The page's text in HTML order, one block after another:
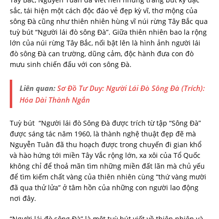
sắc, tái hiện một cách độc đáo vẻ đẹp kỳ vĩ, thơ mộng của
sông Đà cũng như thiên nhiên hùng vĩ núi rừng Tây Bắc qua
tuỳ bút “Người lái đò sông Đà”. Giữa thiên nhiên bao la rộng
lớn của núi rừng Tây Bắc, nối bật lên là hình ảnh người lái
đò sông Đà can trường, dũng cảm, độc hành đưa con đò
mưu sinh chiến đấu với con sông Đà.
Liên quan: Sơ Đồ Tư Duy: Người Lái Đò Sông Đà (Trích):
Hóa Dài Thành Ngắn
Tuỳ bút “Người lái đò Sông Đà được trích từ tập “Sông Đà”
được sáng tác năm 1960, là thành nghệ thuật đẹp đẽ mà
Nguyễn Tuân đã thu hoạch được trong chuyến đi gian khổ
và hào hứng tới miền Tây Vắc rộng lớn, xa xôi của Tổ Quốc
không chỉ để thoả mãn tìm những miền đất lãn mà chủ yếu
để tìm kiếm chất vàng của thiên nhiên cùng “thứ vàng mười
đã qua thử lửa” ở tâm hồn của những con người lao động
nơi đây.